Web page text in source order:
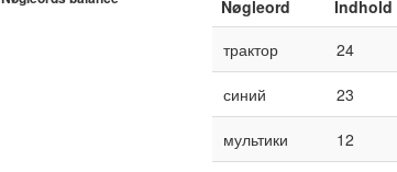
Nøgleord Indhold
трактор
24
синий 23
мультики 12